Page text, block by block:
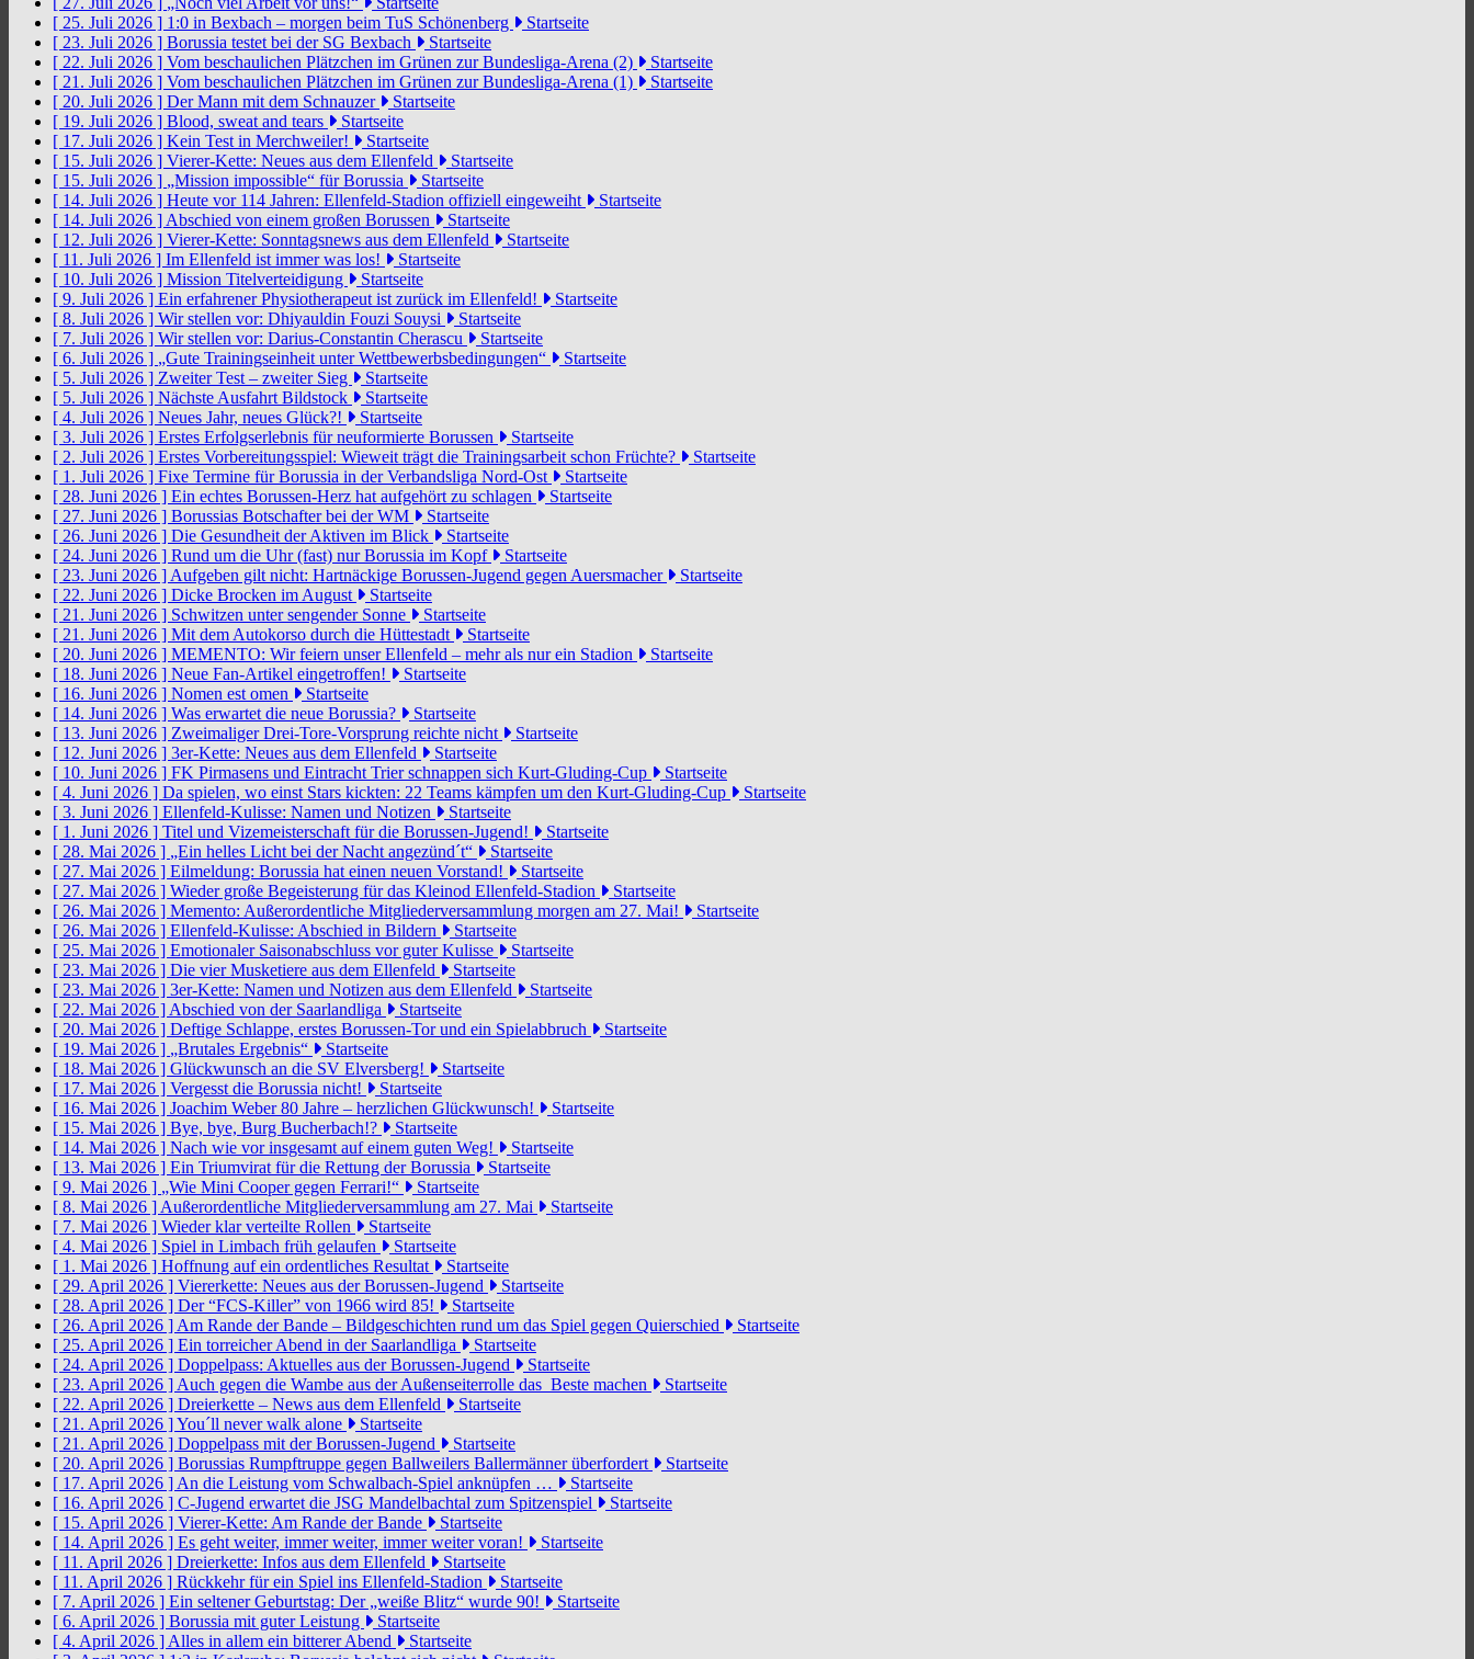
[ 25. Juli 2026 ] 1:0 in Bexbach – morgen beim TuS Schönenberg
Startseite
[ 23. Juli 2026 ] Borussia testet bei der SG Bexbach
Startseite
[ 22. Juli 2026 ] Vom beschaulichen Plätzchen im Grünen zur Bundesliga-Arena (2)
Startseite
[ 21. Juli 2026 ] Vom beschaulichen Plätzchen im Grünen zur Bundesliga-Arena (1)
Startseite
[ 20. Juli 2026 ] Der Mann mit dem Schnauzer
Startseite
[ 19. Juli 2026 ] Blood, sweat and tears
Startseite
[ 17. Juli 2026 ] Kein Test in Merchweiler!
Startseite
[ 15. Juli 2026 ] Vierer-Kette: Neues aus dem Ellenfeld
Startseite
[ 15. Juli 2026 ] „Mission impossible“ für Borussia
Startseite
[ 14. Juli 2026 ] Heute vor 114 Jahren: Ellenfeld-Stadion offiziell eingeweiht
Startseite
[ 14. Juli 2026 ] Abschied von einem großen Borussen
Startseite
[ 12. Juli 2026 ] Vierer-Kette: Sonntagsnews aus dem Ellenfeld
Startseite
[ 11. Juli 2026 ] Im Ellenfeld ist immer was los!
Startseite
[ 10. Juli 2026 ] Mission Titelverteidigung
Startseite
[ 9. Juli 2026 ] Ein erfahrener Physiotherapeut ist zurück im Ellenfeld!
Startseite
[ 8. Juli 2026 ] Wir stellen vor: Dhiyauldin Fouzi Souysi
Startseite
[ 7. Juli 2026 ] Wir stellen vor: Darius-Constantin Cherascu
Startseite
[ 6. Juli 2026 ] „Gute Trainingseinheit unter Wettbewerbsbedingungen“
Startseite
[ 5. Juli 2026 ] Zweiter Test – zweiter Sieg
Startseite
[ 5. Juli 2026 ] Nächste Ausfahrt Bildstock
Startseite
[ 4. Juli 2026 ] Neues Jahr, neues Glück?!
Startseite
[ 3. Juli 2026 ] Erstes Erfolgserlebnis für neuformierte Borussen
Startseite
[ 2. Juli 2026 ] Erstes Vorbereitungsspiel: Wieweit trägt die Trainingsarbeit schon Früchte?
Startseite
[ 1. Juli 2026 ] Fixe Termine für Borussia in der Verbandsliga Nord-Ost
Startseite
[ 28. Juni 2026 ] Ein echtes Borussen-Herz hat aufgehört zu schlagen
Startseite
[ 27. Juni 2026 ] Borussias Botschafter bei der WM
Startseite
[ 26. Juni 2026 ] Die Gesundheit der Aktiven im Blick
Startseite
[ 24. Juni 2026 ] Rund um die Uhr (fast) nur Borussia im Kopf
Startseite
[ 23. Juni 2026 ] Aufgeben gilt nicht: Hartnäckige Borussen-Jugend gegen Auersmacher
Startseite
[ 22. Juni 2026 ] Dicke Brocken im August
Startseite
[ 21. Juni 2026 ] Schwitzen unter sengender Sonne
Startseite
[ 21. Juni 2026 ] Mit dem Autokorso durch die Hüttestadt
Startseite
[ 20. Juni 2026 ] MEMENTO: Wir feiern unser Ellenfeld – mehr als nur ein Stadion
Startseite
[ 18. Juni 2026 ] Neue Fan-Artikel eingetroffen!
Startseite
[ 16. Juni 2026 ] Nomen est omen
Startseite
[ 14. Juni 2026 ] Was erwartet die neue Borussia?
Startseite
[ 13. Juni 2026 ] Zweimaliger Drei-Tore-Vorsprung reichte nicht
Startseite
[ 12. Juni 2026 ] 3er-Kette: Neues aus dem Ellenfeld
Startseite
[ 10. Juni 2026 ] FK Pirmasens und Eintracht Trier schnappen sich Kurt-Gluding-Cup
Startseite
[ 4. Juni 2026 ] Da spielen, wo einst Stars kickten: 22 Teams kämpfen um den Kurt-Gluding-Cup
Startseite
[ 3. Juni 2026 ] Ellenfeld-Kulisse: Namen und Notizen
Startseite
[ 1. Juni 2026 ] Titel und Vizemeisterschaft für die Borussen-Jugend!
Startseite
[ 28. Mai 2026 ] „Ein helles Licht bei der Nacht angezünd´t“
Startseite
[ 27. Mai 2026 ] Eilmeldung: Borussia hat einen neuen Vorstand!
Startseite
[ 27. Mai 2026 ] Wieder große Begeisterung für das Kleinod Ellenfeld-Stadion
Startseite
[ 26. Mai 2026 ] Memento: Außerordentliche Mitgliederversammlung morgen am 27. Mai!
Startseite
[ 26. Mai 2026 ] Ellenfeld-Kulisse: Abschied in Bildern
Startseite
[ 25. Mai 2026 ] Emotionaler Saisonabschluss vor guter Kulisse
Startseite
[ 23. Mai 2026 ] Die vier Musketiere aus dem Ellenfeld
Startseite
[ 23. Mai 2026 ] 3er-Kette: Namen und Notizen aus dem Ellenfeld
Startseite
[ 22. Mai 2026 ] Abschied von der Saarlandliga
Startseite
[ 20. Mai 2026 ] Deftige Schlappe, erstes Borussen-Tor und ein Spielabbruch
Startseite
[ 19. Mai 2026 ] „Brutales Ergebnis“
Startseite
[ 18. Mai 2026 ] Glückwunsch an die SV Elversberg!
Startseite
[ 17. Mai 2026 ] Vergesst die Borussia nicht!
Startseite
[ 16. Mai 2026 ] Joachim Weber 80 Jahre – herzlichen Glückwunsch!
Startseite
[ 15. Mai 2026 ] Bye, bye, Burg Bucherbach!?
Startseite
[ 14. Mai 2026 ] Nach wie vor insgesamt auf einem guten Weg!
Startseite
[ 13. Mai 2026 ] Ein Triumvirat für die Rettung der Borussia
Startseite
[ 9. Mai 2026 ] „Wie Mini Cooper gegen Ferrari!“
Startseite
[ 8. Mai 2026 ] Außerordentliche Mitgliederversammlung am 27. Mai
Startseite
[ 7. Mai 2026 ] Wieder klar verteilte Rollen
Startseite
[ 4. Mai 2026 ] Spiel in Limbach früh gelaufen
Startseite
[ 1. Mai 2026 ] Hoffnung auf ein ordentliches Resultat
Startseite
[ 29. April 2026 ] Viererkette: Neues aus der Borussen-Jugend
Startseite
[ 28. April 2026 ] Der “FCS-Killer” von 1966 wird 85!
Startseite
[ 26. April 2026 ] Am Rande der Bande – Bildgeschichten rund um das Spiel gegen Quierschied
Startseite
[ 25. April 2026 ] Ein torreicher Abend in der Saarlandliga
Startseite
[ 24. April 2026 ] Doppelpass: Aktuelles aus der Borussen-Jugend
Startseite
[ 23. April 2026 ] Auch gegen die Wambe aus der Außenseiterrolle das Beste machen
Startseite
[ 22. April 2026 ] Dreierkette – News aus dem Ellenfeld
Startseite
[ 21. April 2026 ]You´ll never walk alone
Startseite
[ 21. April 2026 ] Doppelpass mit der Borussen-Jugend
Startseite
[ 20. April 2026 ] Borussias Rumpftruppe gegen Ballweilers Ballermänner überfordert
Startseite
[ 17. April 2026 ] An die Leistung vom Schwalbach-Spiel anknüpfen …
Startseite
[ 16. April 2026 ] C-Jugend erwartet die JSG Mandelbachtal zum Spitzenspiel
Startseite
[ 15. April 2026 ] Vierer-Kette: Am Rande der Bande
Startseite
[ 14. April 2026 ] Es geht weiter, immer weiter, immer weiter voran!
Startseite
[ 11. April 2026 ] Dreierkette: Infos aus dem Ellenfeld
Startseite
[ 11. April 2026 ] Rückkehr für ein Spiel ins Ellenfeld-Stadion
Startseite
[ 7. April 2026 ] Ein seltener Geburtstag: Der „weiße Blitz“ wurde 90!
Startseite
[ 6. April 2026 ] Borussia mit guter Leistung
Startseite
[ 4. April 2026 ] Alles in allem ein bitterer Abend
Startseite